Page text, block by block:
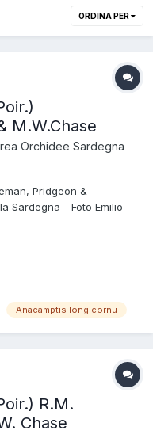
ORDINA PER
M.W.Chase
Orchidee Sardegna
Pridgeon &
Sardegna - Foto Emilio
Anacamptis longicornu
R.M.
Chase